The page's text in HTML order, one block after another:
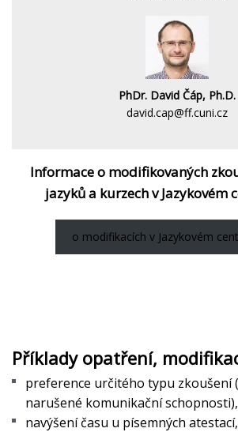
PhDr. David Čáp, Ph.D.
david.cap@ff.cuni.cz
Informace o modifikovaných
jazyků a kurzech v Jazykovém
o modifikacích v Jazykovém
Příklady opatření,
preference určitého typu zkoušení
narušené komunikační schopnosti),
navýšení času u písemných atestací,